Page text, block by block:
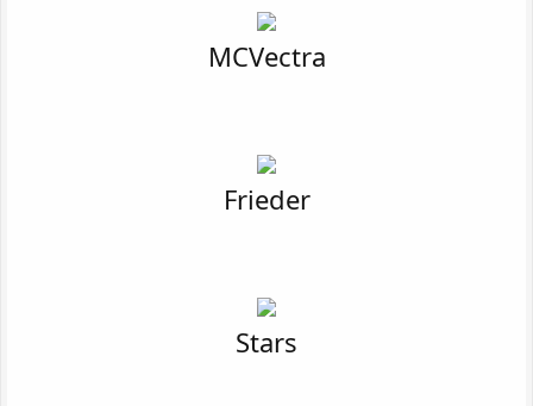
MCVectra
Frieder
Stars